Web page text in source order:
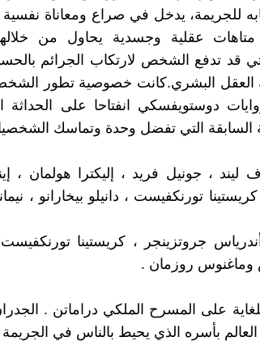
للجريمة، يدخل في صراع ومعاناة نفسية
عقلية وجسدية يحاول من
قد تدفع الشخص لارتكاب الجرائم
العقل البشري.كانت خصوصية تطور
دوستويفسكي انفتاحا على الحداثة
السابقة التي تفضل وحدة وتماسك
ليند ، جونيل فريد ، إليكترا هولمان ،
تورنكفيست ، دانيلو بيخارانو ،
جروتزينجر ، كريستينا تورنكفيست ،
وماغنوس روزمان .
على المسرح الملكي دراماتن .
بأسره الذي يحيط بالناس في